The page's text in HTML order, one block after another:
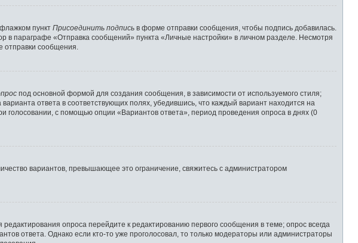
пункт Присоединить подпись в форме отправки сообщения, чтобы подпись добавилась.
параграфе «Отправка сообщений» пункта «Личные настройки» в личном разделе. Несмотря
отправки сообщения.
под основной формой для создания сообщения, в зависимости от используемого стиля;
ответа в соответствующих полях, убедившись, что каждый вариант находится на
голосовании, с помощью опции «Вариантов ответа», период проведения опроса в днях (0
вариантов, превышающее это ограничение, свяжитесь с администратором
опроса перейдите к редактированию первого сообщения в теме; опрос всегда
ответа. Однако если кто-то уже проголосовал, то только модераторы или администраторы